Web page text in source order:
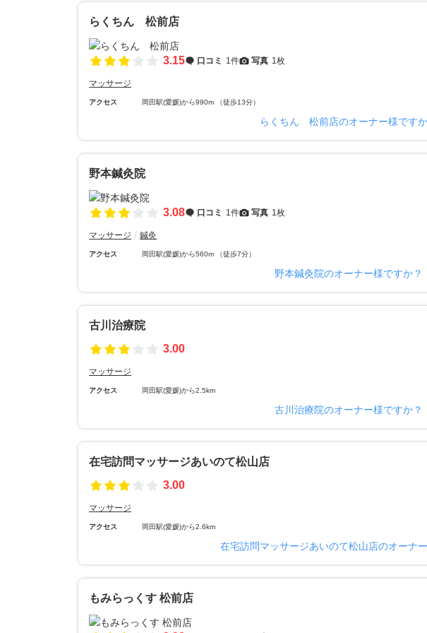
らくちん 松前店
3.15 口コミ 1件 写真 1枚
マッサージ
アクセス 岡田駅(愛媛)から990m （徒歩13分）
らくちん 松前店のオーナー様です
野本鍼灸院
3.08 口コミ 1件 写真 1枚
マッサージ 鍼灸
アクセス 岡田駅(愛媛)から560m （徒歩7分）
野本鍼灸院のオーナー様ですか？
古川治療院
3.00
マッサージ
アクセス 岡田駅(愛媛)から2.5km
古川治療院のオーナー様ですか？
在宅訪問マッサージあいのて松山店
3.00
マッサージ
アクセス 岡田駅(愛媛)から2.6km
在宅訪問マッサージあいのて松山店のオーナ
もみらっくす 松前店